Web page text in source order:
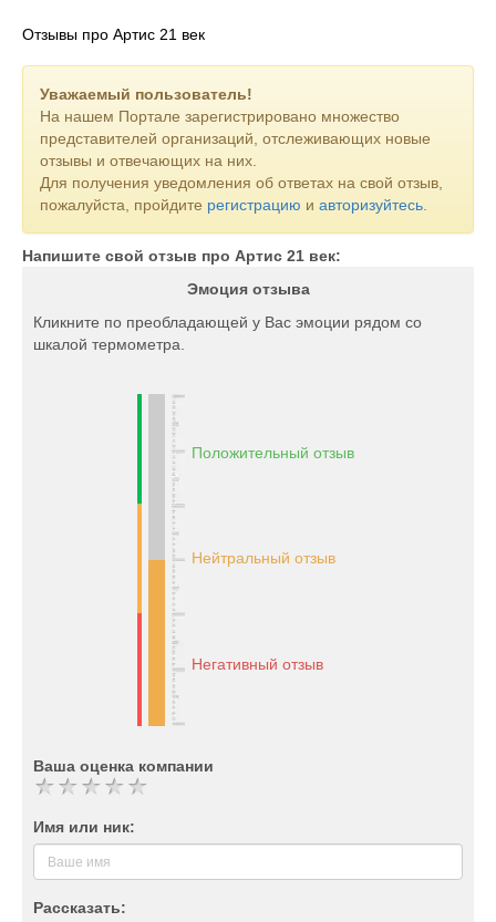
Отзывы про Артис 21 век
Уважаемый пользователь!
На нашем Портале зарегистрировано множество
представителей организаций, отслеживающих новые
отзывы и отвечающих на них.
Для получения уведомления об ответах на свой отзыв,
пожалуйста, пройдите регистрацию и авторизуйтесь
Напишите свой отзыв про Артис 21 век:
Эмоция отзыва
Кликните по преобладающей у Вас эмоции рядом со
шкалой термометра.
Положительный отзыв
Нейтральный отзыв
Негативный отзыв
Ваша оценка компании
Имя или ник:
Рассказать: